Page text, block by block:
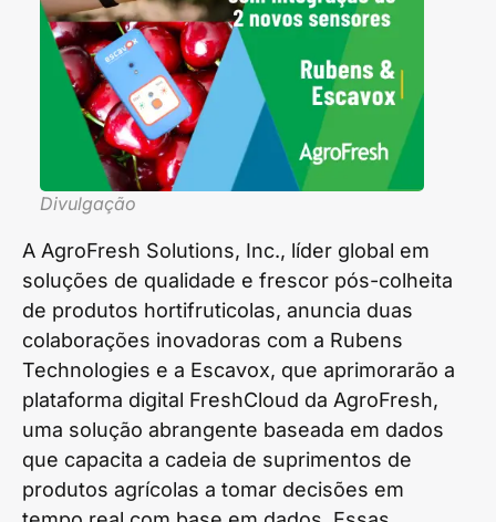
Divulgação
A AgroFresh Solutions, Inc., líder global em
soluções de qualidade e frescor pós-colheita
de produtos hortifruticolas, anuncia duas
colaborações inovadoras com a Rubens
Technologies e a Escavox, que aprimorarão a
plataforma digital FreshCloud da AgroFresh,
uma solução abrangente baseada em dados
que capacita a cadeia de suprimentos de
produtos agrícolas a tomar decisões em